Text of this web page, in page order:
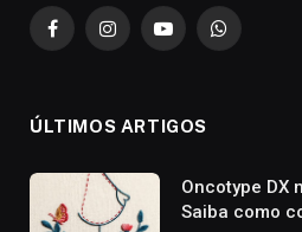
FacebookInstagramYouTubeWhatsApp
ÚLTIMOS ARTIGOS
Oncotype DX
Saiba como